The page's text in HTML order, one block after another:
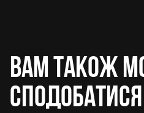
Вам також
сподобатися